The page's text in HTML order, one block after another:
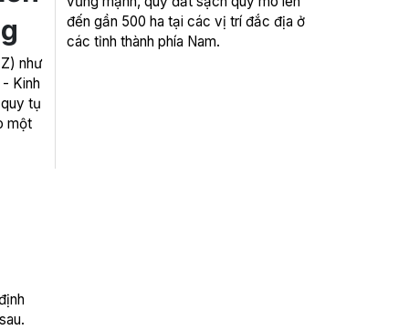
như
Kinh
tụ
một
đến gần 500 ha tại các vị trí đắc địa ở
các tỉnh thành phía Nam.